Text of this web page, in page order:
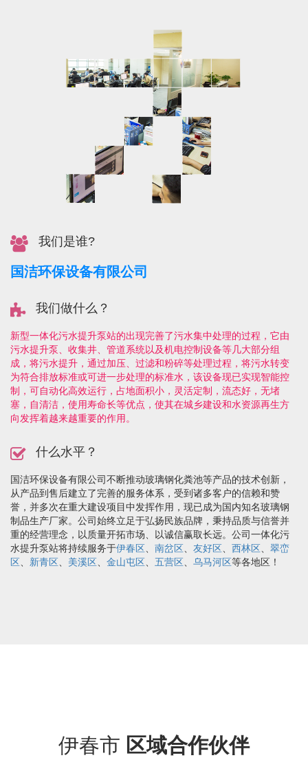
我们是谁?
国洁环保设备有限公司
我们做什么？
新型一体化污水提升泵站的出现完善了污水集中处理的过程，它由
污水提升泵、收集井、管道系统以及机电控制设备等几大部分组
成，将污水提升，通过加压、过滤和粉碎等处理过程，将污水转变
为符合排放标准或可进一步处理的标准水，该设备现已实现智能控
制，可自动化高效运行，占地面积小，灵活定制，流态好，无堵
塞，自清洁，使用寿命长等优点，使其在城乡建设和水资源再生方
向发挥着越来越重要的作用。
什么水平？
国洁环保设备有限公司不断推动玻璃钢化粪池等产品的技术创新，
从产品到售后建立了完善的服务体系，受到诸多客户的信赖和赞
誉，并多次在重大建设项目中发挥作用，现已成为国内知名玻璃钢
制品生产厂家。公司始终立足于弘扬民族品牌，秉持品质与信誉并
重的经营理念，以质量开拓市场、以诚信赢取长远。公司一体化污
水提升泵站将持续服务于伊春区、 南岔区、 友好区、 西林区、 翠峦
区、 新青区、 美溪区、 金山屯区、 五营区、 乌马河区等各地区！
伊春市 区域合作伙伴